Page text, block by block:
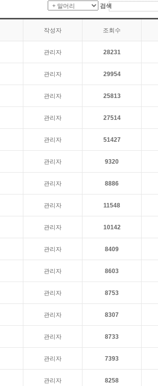
검색
작성자 조회수
관리자 28231
관리자 29954
관리자 25813
관리자 27514
관리자 51427
관리자 9320
관리자 8886
관리자 11548
관리자 10142
관리자 8409
관리자 8603
관리자 8753
관리자 8307
관리자 8733
관리자 7393
관리자 8258